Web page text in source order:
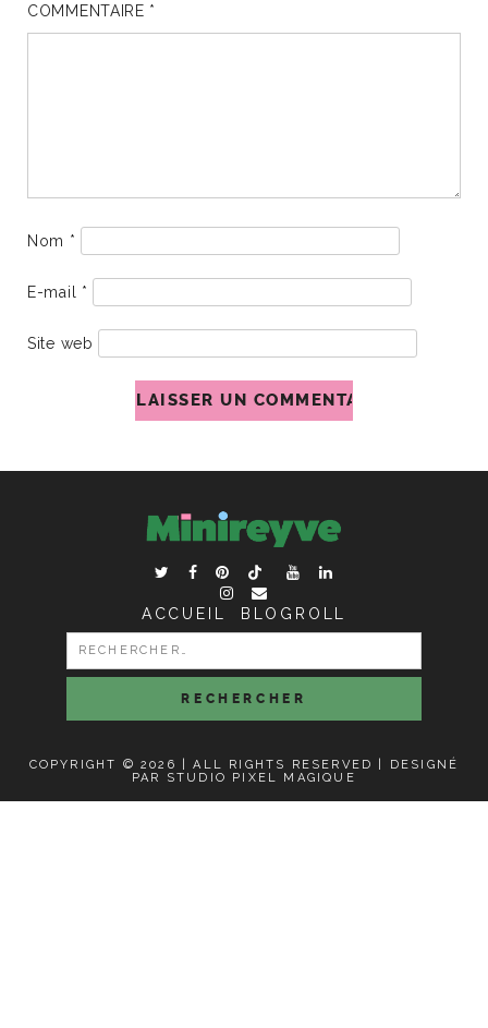
COMMENTAIRE *
Nom *
E-mail *
Site web
ACCUEIL BLOGROLL
RECHERCHER :
COPYRIGHT © 2026 | ALL RIGHTS RESERVED | DESIGNÉ
PAR STUDIO PIXEL MAGIQUE